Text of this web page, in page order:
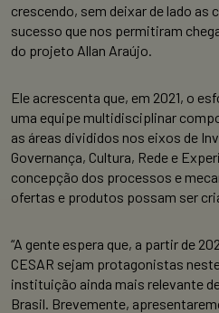
crescendo, sem deixar de lado
sucesso que nos permitiram
do projeto Allan Araújo.
Ele acrescenta que, em 2021, o
uma equipe multidisciplinar
as áreas divididos nos eixos de
Governança, Cultura, Rede e
concepção dos processos e
ofertas e produtos possam ser
“A gente espera que, a partir de
CESAR sejam protagonistas
instituição ainda mais relevante
Brasil. Brevemente,